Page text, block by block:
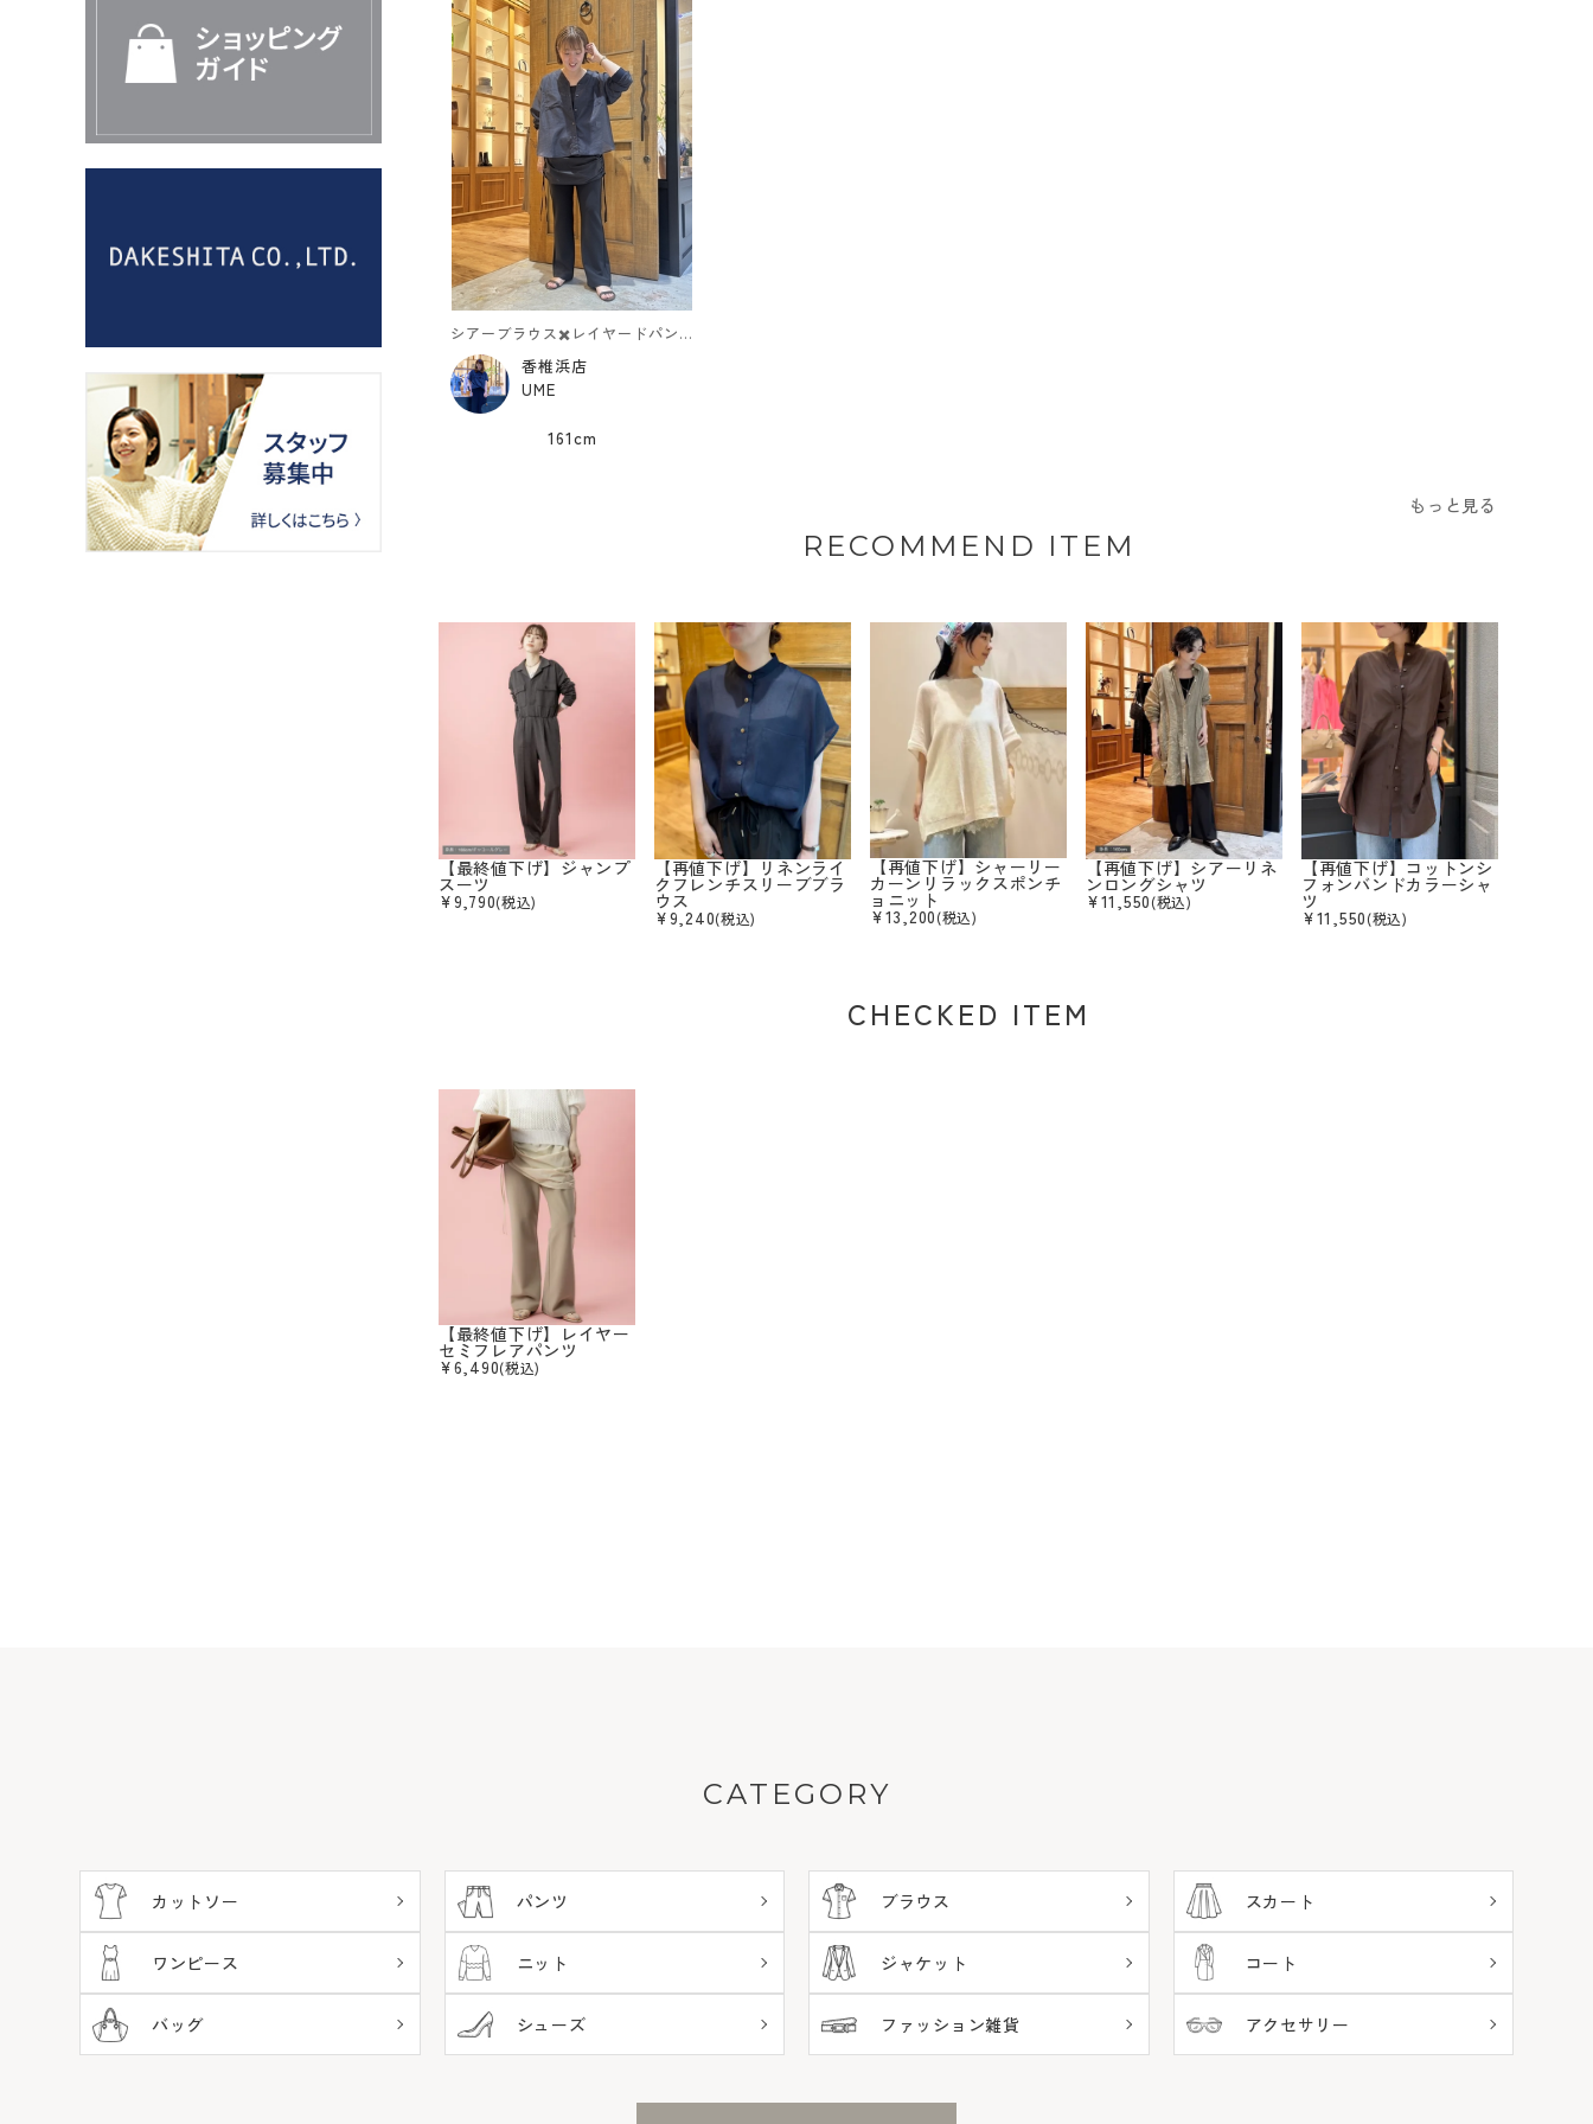
シアーブラウス✖️レイヤードパンツコーデ
香椎浜店
UME
161cm
もっと見る
RECOMMEND ITEM
【最終値下げ】ジャンプ
スーツ
¥9,790(税込)
【再値下げ】リネンライ
クフレンチスリーブブラ
ウス
¥9,240(税込)
【再値下げ】シャーリー
カーンリラックスポンチ
ョニット
¥13,200(税込)
【再値下げ】シアーリネ
ンロングシャツ
¥11,550(税込)
【再値下げ】コットンシ
フォンバンドカラーシャ
ツ
¥11,550(税込)
CHECKED ITEM
【最終値下げ】レイヤー
セミフレアパンツ
¥6,490(税込)
CATEGORY
カットソー パンツ ブラウス スカート
ワンピース ニット ジャケット コート
バッグ シューズ ファッション雑貨 アクセサリー